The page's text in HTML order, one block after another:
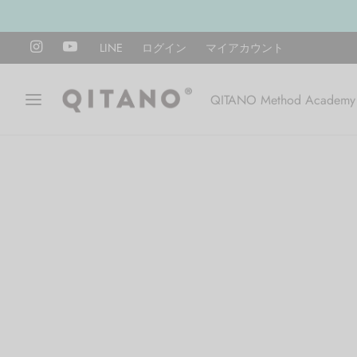
LINE ログイン マイアカウント
QITANO Method Academy